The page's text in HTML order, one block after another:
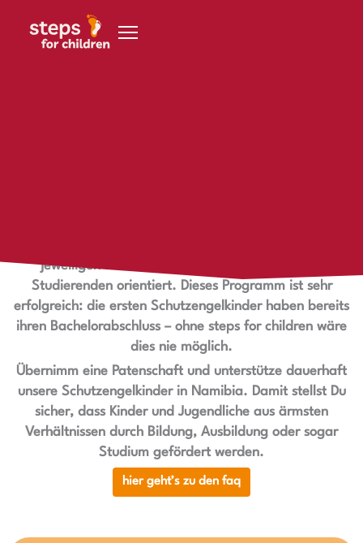
jeweiligen Bedürfnissen der Schüler:innen oder
Studierenden orientiert. Dieses Programm ist sehr
erfolgreich: die ersten Schutzengelkinder haben bereits
ihren Bachelorabschluss – ohne steps for children wäre
dies nie möglich.
Übernimm eine Patenschaft und unterstütze dauerhaft
unsere Schutzengelkinder in Namibia. Damit stellst Du
sicher, dass Kinder und Jugendliche aus ärmsten
Verhältnissen durch Bildung, Ausbildung oder sogar
Studium gefördert werden.
hier geht’s zu den faq